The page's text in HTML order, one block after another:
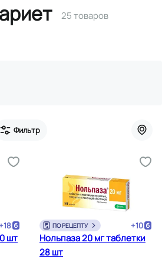
25 товаров
Фильтр
18
шт
ПО РЕЦЕПТУ +10
Нольпаза 20 мг таблетки
28 шт